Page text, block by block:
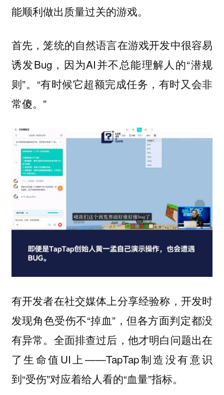
能顺利做出质量过关的游戏。
首先，笼统的自然语言在游戏开发中很容易
诱发Bug，因为AI并不总能理解人的“潜规
则”。“有时候它超额完成任务，有时又会非
常傻。”
有开发者在社交媒体上分享经验称，开发时
发现角色受伤不“掉血”，但各方面判定都没
有异常。全面排查过后，他才明白问题出在
了生命值UI上——TapTap制造没有意识
到“受伤”对应着给人看的“血量”指标。